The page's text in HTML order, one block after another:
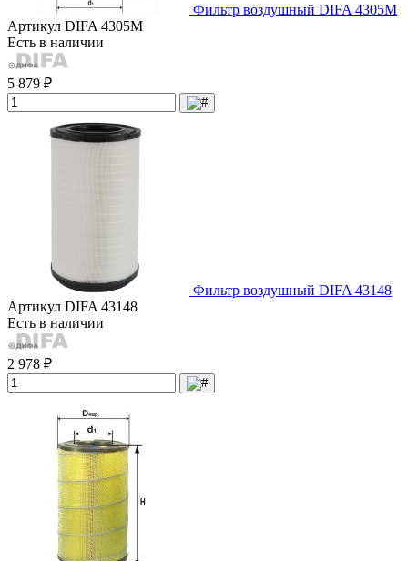
Фильтр воздушный DIFA 4305М
Артикул DIFA 4305М
Есть в наличии
5 879 ₽
Фильтр воздушный DIFA 43148
Артикул DIFA 43148
Есть в наличии
2 978 ₽